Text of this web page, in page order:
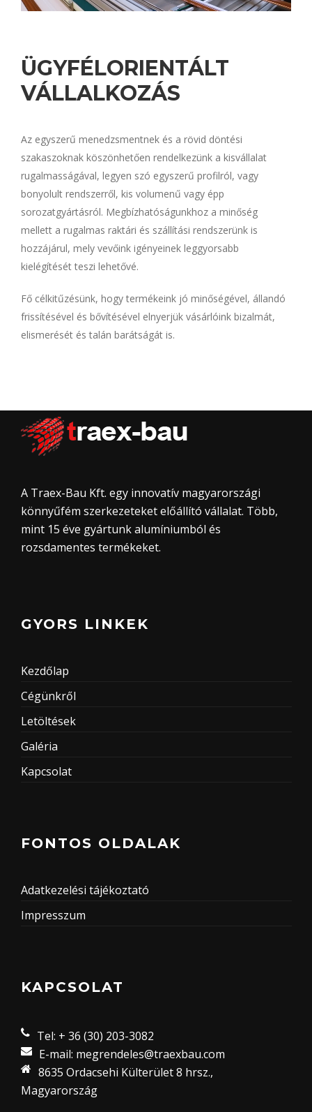
ÜGYFÉLORIENTÁLT
VÁLLALKOZÁS
Az egyszerű menedzsmentnek és a rövid döntési
szakaszoknak köszönhetően rendelkezünk a kisvállalat
rugalmasságával, legyen szó egyszerű profilról, vagy
bonyolult rendszerről, kis volumenű vagy épp
sorozatgyártásról. Megbízhatóságunkhoz a minőség
mellett a rugalmas raktári és szállítási rendszerünk is
hozzájárul, mely vevőink igényeinek leggyorsabb
kielégítését teszi lehetővé.
Fő célkitűzésünk, hogy termékeink jó minőségével, állandó
frissítésével és bővítésével elnyerjük vásárlóink bizalmát,
elismerését és talán barátságát is.
A Traex-Bau Kft. egy innovatív magyarországi
könnyűfém szerkezeteket előállító vállalat. Több,
mint 15 éve gyártunk alumíniumból és
rozsdamentes termékeket.
GYORS LINKEK
Kezdőlap
Cégünkről
Letöltések
Galéria
Kapcsolat
FONTOS OLDALAK
Adatkezelési tájékoztató
Impresszum
KAPCSOLAT
Tel: + 36 (30) 203-3082
E-mail: megrendeles@traexbau.com
8635 Ordacsehi Külterület 8 hrsz.,
Magyarország